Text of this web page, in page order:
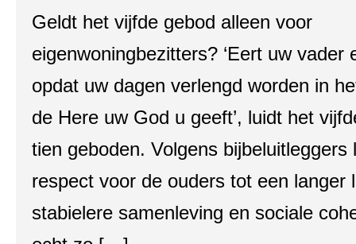
Geldt het vijfde gebod alleen voor
eigenwoningbezitters? ‘Eert uw vader
opdat uw dagen verlengd worden in
de Here uw God u geeft’, luidt het
tien geboden. Volgens bijbeluitleggers
respect voor de ouders tot een langer
stabielere samenleving en sociale